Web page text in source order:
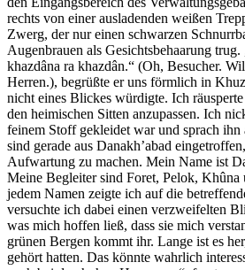
rechts von einer ausladenden weißen
Zwerg, der nur einen schwarzen
Augenbrauen als Gesichtsbehaarung
khazdâna ra khazdân.“ (Oh, Besucher.
Herren.), begrüßte er uns förmlich in
nicht eines Blickes würdigte. Ich
den heimischen Sitten anzupassen. Ich
feinem Stoff gekleidet war und sprach
sind gerade aus Danakh’abad
Aufwartung zu machen. Mein Name ist
Meine Begleiter sind Foret, Pelok, Khûna
jedem Namen zeigte ich auf die
versuchte ich dabei einen verzweifelten
was mich hoffen ließ, dass sie mich
grünen Bergen kommt ihr. Lange ist es
gehört hatten. Das könnte wahrlich